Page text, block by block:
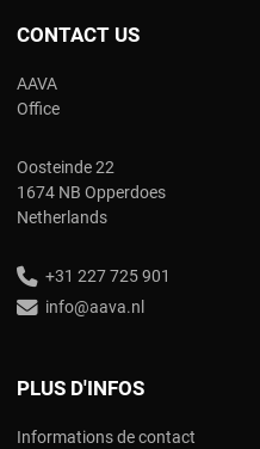
CONTACT US
AAVA
Office
Oosteinde 22
1674 NB Opperdoes
Netherlands
+31 227 725 901
info@aava.nl
PLUS D'INFOS
Informations de contact